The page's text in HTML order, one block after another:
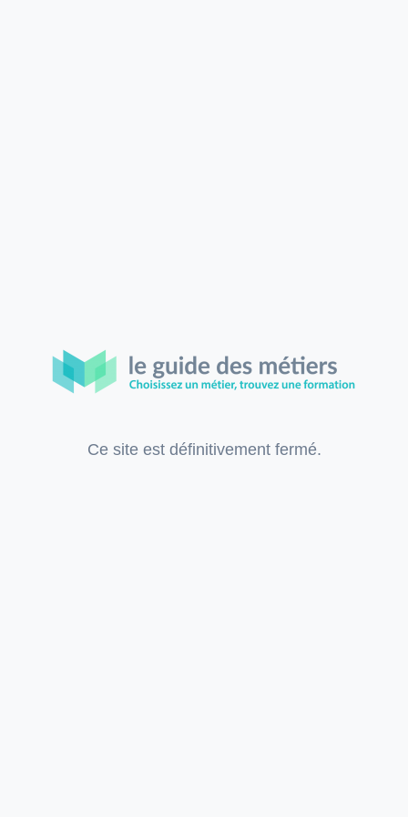
Ce site est définitivement fermé.